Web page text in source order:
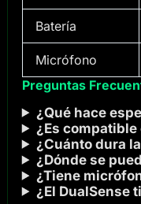
Batería
Micrófono
Preguntas
¿Qué hace
¿Es
¿Cuánto dura
¿Dónde se
¿Tiene
¿El DualSense